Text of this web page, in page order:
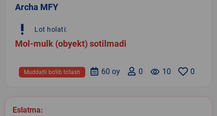
Archa MFY
priority_high Lot holati:
Mol-mulk (obyekt) sotilmadi
0
remove_red_eye 10
0
60 oy
Muddatli bo‘lib to‘lash
Eslatma: